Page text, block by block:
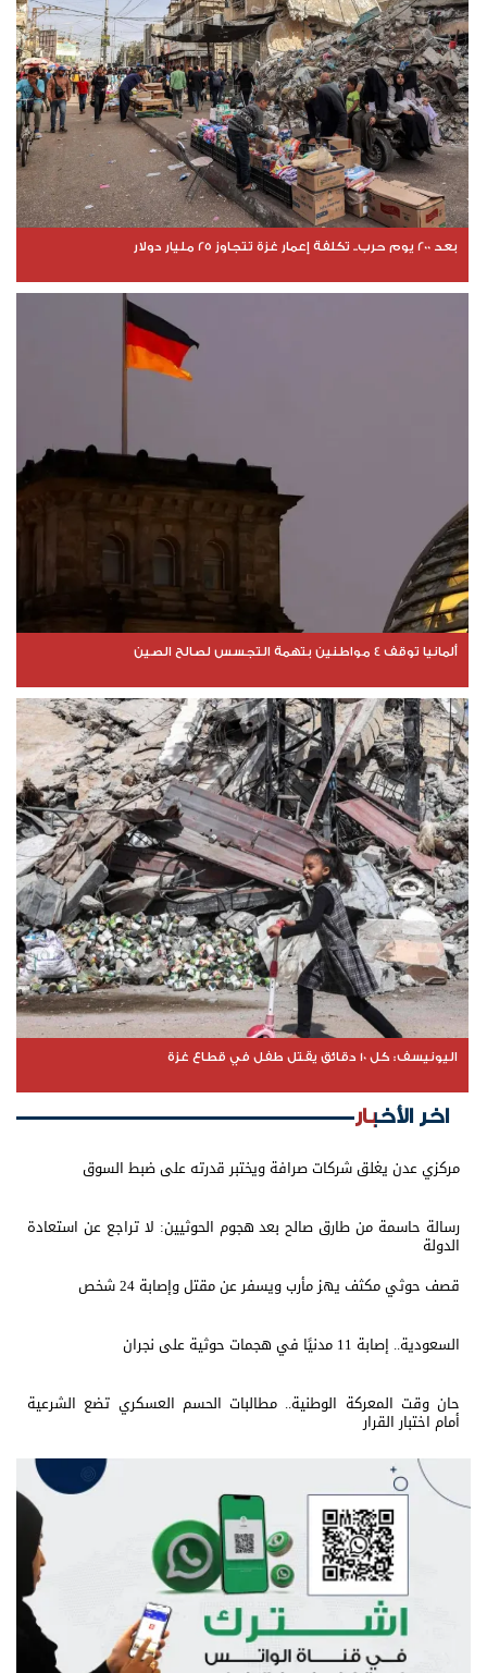
بعد 200 يوم حرب.. تكلفة إعمار غزة تتجاوز 25 مليار دولار
ألمانيا توقف 4 مواطنين بتهمة التجسس لصالح الصين
اليونيسف: كل 10 دقائق يقتل طفل في قطاع غزة
اخر الأخبار
مركزي عدن يغلق شركات صرافة ويختبر قدرته على ضبط السوق
رسالة حاسمة من طارق صالح بعد هجوم الحوثيين: لا تراجع عن استعادة
الدولة
قصف حوثي مكثف يهز مأرب ويسفر عن مقتل وإصابة 24 شخص
السعودية.. إصابة 11 مدنيًا في هجمات حوثية على نجران
حان وقت المعركة الوطنية.. مطالبات الحسم العسكري تضع الشرعية
أمام اختبار القرار